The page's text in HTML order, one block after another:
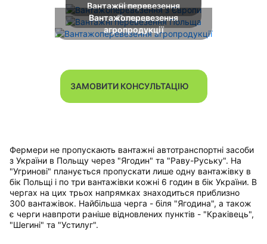
Європи
Вантажні перевезення
Польща
Вантажоперевезення
агропродукції
ЗАМОВИТИ КОНСУЛЬТАЦІЮ
Фермери не пропускають вантажні автотранспортні засоби
з України в Польщу через "Ягодин" та "Раву-Руську". На
"Угринові" планується пропускати лише одну вантажівку в
бік Польщі і по три вантажівки кожні 6 годин в бік України. В
чергах на цих трьох напрямках знаходиться приблизно
300 вантажівок. Найбільша черга - біля "Ягодина", а також
є черги навпроти раніше відновлених пунктів - "Краківець",
"Шегині" та "Устилуг".